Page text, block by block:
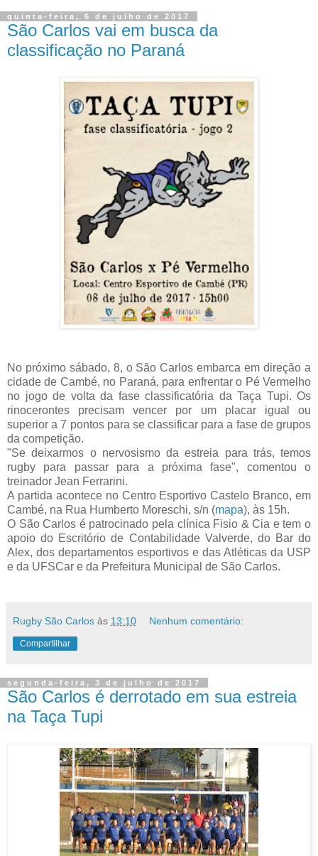
quinta-feira, 6 de julho de 2017
São Carlos vai em busca da
classificação no Paraná
No próximo sábado, 8, o São Carlos embarca em direção a
cidade de Cambé, no Paraná, para enfrentar o Pé Vermelho
no jogo de volta da fase classificatória da Taça Tupi. Os
rinocerontes precisam vencer por um placar igual ou
superior a 7 pontos para se classificar para a fase de grupos
da competição.
"Se deixarmos o nervosismo da estreia para trás, temos
rugby para passar para a próxima fase", comentou o
treinador Jean Ferrarini.
A partida acontece no Centro Esportivo Castelo Branco, em
Cambé, na Rua Humberto Moreschi, s/n (mapa), às 15h.
O São Carlos é patrocinado pela clínica Fisio & Cia e tem o
apoio do Escritório de Contabilidade Valverde, do Bar do
Alex, dos departamentos esportivos e das Atléticas da USP
e da UFSCar e da Prefeitura Municipal de São Carlos.
Rugby São Carlos às 13:10 Nenhum comentário:
Compartilhar
segunda-feira, 3 de julho de 2017
São Carlos é derrotado em sua estreia
na Taça Tupi